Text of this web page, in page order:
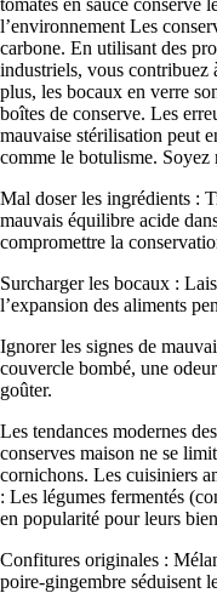
tomates en sauce conserve
l’environnement Les
carbone. En utilisant des
industriels, vous contribuez
plus, les bocaux en verre
boîtes de conserve. Les
mauvaise stérilisation peut
comme le botulisme.
Mal doser les ingrédients :
mauvais équilibre acide
compromettre la
Surcharger les bocaux :
l’expansion des aliments
Ignorer les signes de
couvercle bombé, une
goûter.
Les tendances modernes
conserves maison ne se
cornichons. Les cuisiniers
: Les légumes fermentés
en popularité pour leurs
Confitures originales :
poire-gingembre séduisent